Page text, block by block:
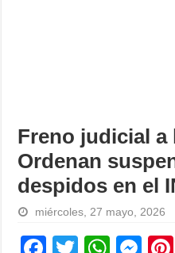
Freno judicial a
Ordenan
despidos en el
miércoles, 27 mayo, 2026